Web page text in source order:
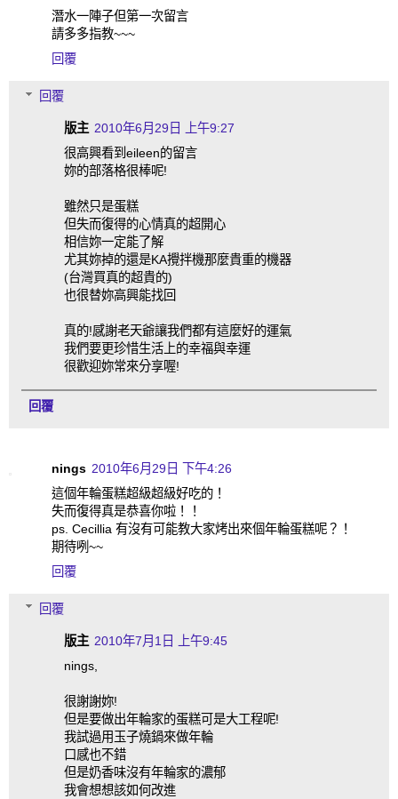
潛水一陣子但第一次留言
請多多指教~~~
回覆
回覆
版主 2010年6月29日 上午9:27
很高興看到eileen的留言
妳的部落格很棒呢!
雖然只是蛋糕
但失而復得的心情真的超開心
相信妳一定能了解
尤其妳掉的還是KA攪拌機那麼貴重的機器
(台灣買真的超貴的)
也很替妳高興能找回
真的!感謝老天爺讓我們都有這麼好的運氣
我們要更珍惜生活上的幸福與幸運
很歡迎妳常來分享喔!
回覆
nings 2010年6月29日 下午4:26
這個年輪蛋糕超級超級好吃的！
失而復得真是恭喜你啦！！
ps. Cecillia 有沒有可能教大家烤出來個年輪蛋糕呢？！
期待咧~~
回覆
回覆
版主 2010年7月1日 上午9:45
nings,
很謝謝妳!
但是要做出年輪家的蛋糕可是大工程呢!
我試過用玉子燒鍋來做年輪
口感也不錯
但是奶香味沒有年輪家的濃郁
我會想想該如何改進